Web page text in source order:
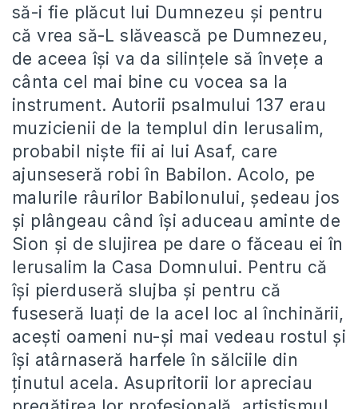
să-i fie plăcut lui Dumnezeu și pentru
că vrea să-L slăvească pe Dumnezeu,
de aceea își va da silințele să învețe a
cânta cel mai bine cu vocea sa la
instrument. Autorii psalmului 137 erau
muzicienii de la templul din Ierusalim,
probabil niște fii ai lui Asaf, care
ajunseseră robi în Babilon. Acolo, pe
malurile râurilor Babilonului, ședeau jos
și plângeau când își aduceau aminte de
Sion și de slujirea pe dare o făceau ei în
Ierusalim la Casa Domnului. Pentru că
își pierduseră slujba și pentru că
fuseseră luați de la acel loc al închinării,
acești oameni nu-și mai vedeau rostul și
își atârnaseră harfele în sălciile din
ținutul acela. Asupritorii lor apreciau